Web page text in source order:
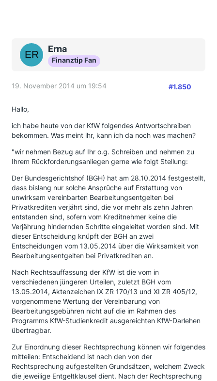
Erna
Finanztip Fan
19. November 2014 um 19:54 #1.850
Hallo,
ich habe heute von der KfW folgendes Antwortschreiben
bekommen. Was meint ihr, kann ich da noch was machen?
"wir nehmen Bezug auf Ihr o.g. Schreiben und nehmen zu
Ihrem Rückforderungsanliegen gerne wie folgt Stellung:
Der Bundesgerichtshof (BGH) hat am 28.10.2014 festgestellt,
dass bislang nur solche Ansprüche auf Erstattung von
unwirksam vereinbarten Bearbeitungsentgelten bei
Privatkrediten verjährt sind, die vor mehr als zehn Jahren
entstanden sind, sofern vom Kreditnehmer keine die
Verjährung hindernden Schritte eingeleitet worden sind. Mit
dieser Entscheidung knüpft der BGH an zwei
Entscheidungen vom 13.05.2014 über die Wirksamkeit von
Bearbeitungsentgelten bei Privatkrediten an.
Nach Rechtsauffassung der KfW ist die vom in
verschiedenen jüngeren Urteilen, zuletzt BGH vom
13.05.2014, Aktenzeichen IX ZR 170/13 und XI ZR 405/12,
vorgenommene Wertung der Vereinbarung von
Bearbeitungsgebühren nicht auf die im Rahmen des
Programms KfW-Studienkredit ausgereichten KfW-Darlehen
übertragbar.
Zur Einordnung dieser Rechtsprechung können wir folgendes
mitteilen: Entscheidend ist nach den von der
Rechtsprechung aufgestellten Grundsätzen, welchem Zweck
die jeweilige Entgeltklausel dient. Nach der Rechtsprechung